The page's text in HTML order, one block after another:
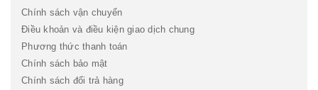
Chính sách vận chuyển
Điều khoản và điều kiện giao dịch chung
Phương thức thanh toán
Chính sách bảo mật
Chính sách đổi trả hàng